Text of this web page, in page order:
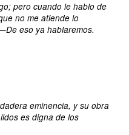
pero cuando le hablo de
no me atiende lo
eso ya hablaremos.
eminencia, y su obra
es digna de los